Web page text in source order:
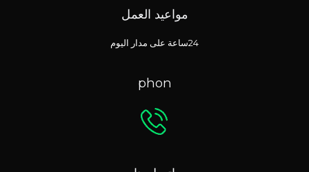
مواعيد العمل
24ساعة على مدار اليوم
phon